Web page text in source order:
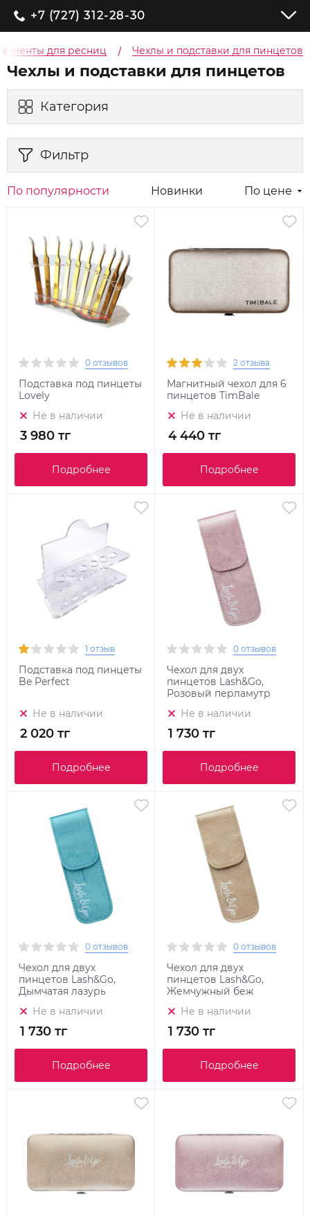
+7 (727) 312-28-30
для ресниц Чехлы и подставки для пинцетов
Чехлы и подставки для пинцетов
Категория
Фильтр
По популярности Новинки По цене
0 отзывов
Подставка под пинцеты
Lovely
Не в наличии
3 980 тг
Подробнее
2 отзыва
Магнитный чехол для 6
пинцетов TimBale
Не в наличии
4 440 тг
Подробнее
1 отзыв
Подставка под пинцеты
Be Perfect
Не в наличии
2 020 тг
Подробнее
0 отзывов
Чехол для двух
пинцетов Lash&Go,
Розовый перламутр
Не в наличии
1 730 тг
Подробнее
0 отзывов
Чехол для двух
пинцетов Lash&Go,
Дымчатая лазурь
Не в наличии
1 730 тг
Подробнее
0 отзывов
Чехол для двух
пинцетов Lash&Go,
Жемчужный беж
Не в наличии
1 730 тг
Подробнее